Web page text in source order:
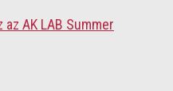
AK LAB Summer